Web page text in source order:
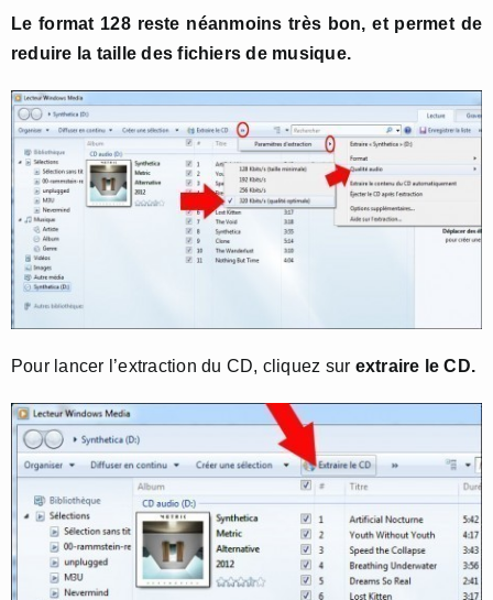
Le format 128 reste néanmoins très bon, et permet de
reduire la taille des fichiers de musique.
Pour lancer l’extraction du CD, cliquez sur extraire le CD.